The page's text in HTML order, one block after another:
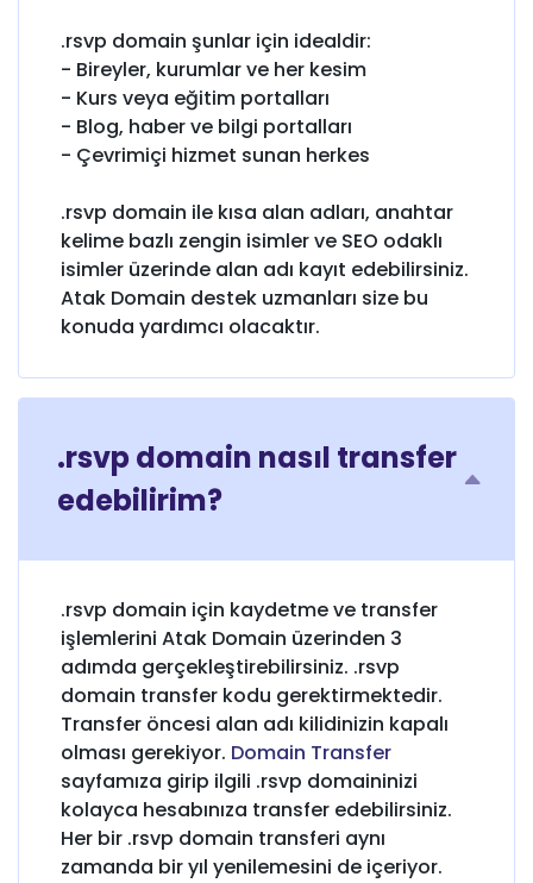
.rsvp domain şunlar için idealdir:
- Bireyler, kurumlar ve her kesim
- Kurs veya eğitim portalları
- Blog, haber ve bilgi portalları
- Çevrimiçi hizmet sunan herkes
.rsvp domain ile kısa alan adları, anahtar
kelime bazlı zengin isimler ve SEO odaklı
isimler üzerinde alan adı kayıt edebilirsiniz.
Atak Domain destek uzmanları size bu
konuda yardımcı olacaktır.
.rsvp domain nasıl transfer
edebilirim?
.rsvp domain için kaydetme ve transfer
işlemlerini Atak Domain üzerinden 3
adımda gerçekleştirebilirsiniz. .rsvp
domain transfer kodu gerektirmektedir.
Transfer öncesi alan adı kilidinizin kapalı
olması gerekiyor. Domain Transfer
sayfamıza girip ilgili .rsvp domaininizi
kolayca hesabınıza transfer edebilirsiniz.
Her bir .rsvp domain transferi aynı
zamanda bir yıl yenilemesini de içeriyor.